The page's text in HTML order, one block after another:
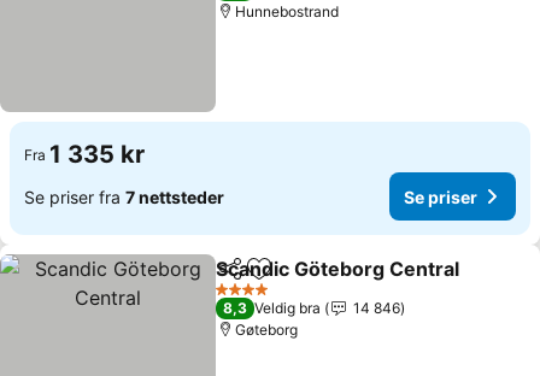
Hunnebostrand
Fra 1 335 kr
Se priser fra 7 nettsteder Se priser
Del Legg til i favoritter
Scandic Göteborg Central
4 Stjerner
8,3 Veldig bra
14 846
Gøteborg